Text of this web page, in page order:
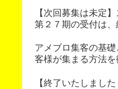
【次回募集は未定
第２７期の受付は、
アメブロ集客の基
客様が集まる方法を
【終了いたしまし